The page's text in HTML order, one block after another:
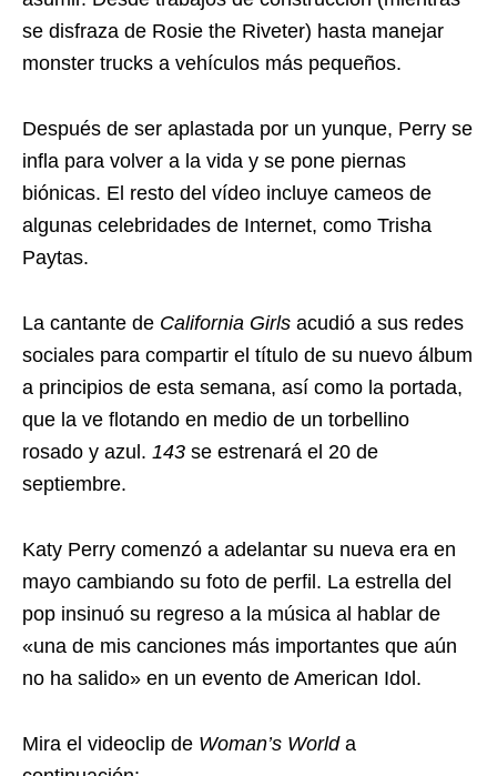
se disfraza de Rosie the Riveter) hasta manejar
monster trucks a vehículos más pequeños.
Después de ser aplastada por un yunque, Perry se
infla para volver a la vida y se pone piernas
biónicas. El resto del vídeo incluye cameos de
algunas celebridades de Internet, como Trisha
Paytas.
La cantante de California Girls acudió a sus redes
sociales para compartir el título de su nuevo álbum
a principios de esta semana, así como la portada,
que la ve flotando en medio de un torbellino
rosado y azul. 143 se estrenará el 20 de
septiembre.
Katy Perry comenzó a adelantar su nueva era en
mayo cambiando su foto de perfil. La estrella del
pop insinuó su regreso a la música al hablar de
«una de mis canciones más importantes que aún
no ha salido» en un evento de American Idol.
Mira el videoclip de Woman’s Worlda